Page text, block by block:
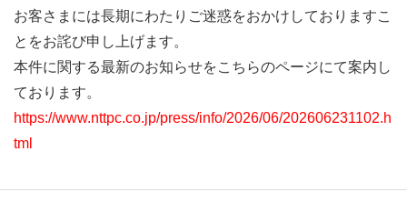
お客さまには長期にわたりご迷惑をおかけしておりますこ
とをお詫び申し上げます。
本件に関する最新のお知らせをこちらのページにて案内し
ております。
https://www.nttpc.co.jp/press/info/2026/06/202606231102.h
tml